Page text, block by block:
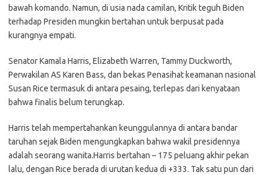
bawah komando. Namun, di usia nada camilan, Kritik teguh Biden
terhadap Presiden mungkin bertahan untuk berpusat pada
kurangnya empati.
Senator Kamala Harris, Elizabeth Warren, Tammy Duckworth,
Perwakilan AS Karen Bass, dan bekas Penasihat keamanan nasional
Susan Rice termasuk di antara pesaing, terlepas dari kenyataan
bahwa finalis belum terungkap.
Harris telah mempertahankan keunggulannya di antara bandar
taruhan sejak Biden mengungkapkan bahwa wakil presidennya
adalah seorang wanita.Harris bertahan – 175 peluang akhir pekan
lalu, dengan Rice berada di urutan kedua di +333. Tak satu pun dari